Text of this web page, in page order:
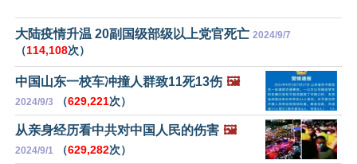
大陆疫情升温 20副国级部级以上党官死亡 2024/9/7
（114,108次）
中国山东一校车冲撞人群致11死13伤 🖼️
2024/9/3 （629,221次）
从亲身经历看中共对中国人民的伤害 🖼️
2024/9/1 （629,282次）